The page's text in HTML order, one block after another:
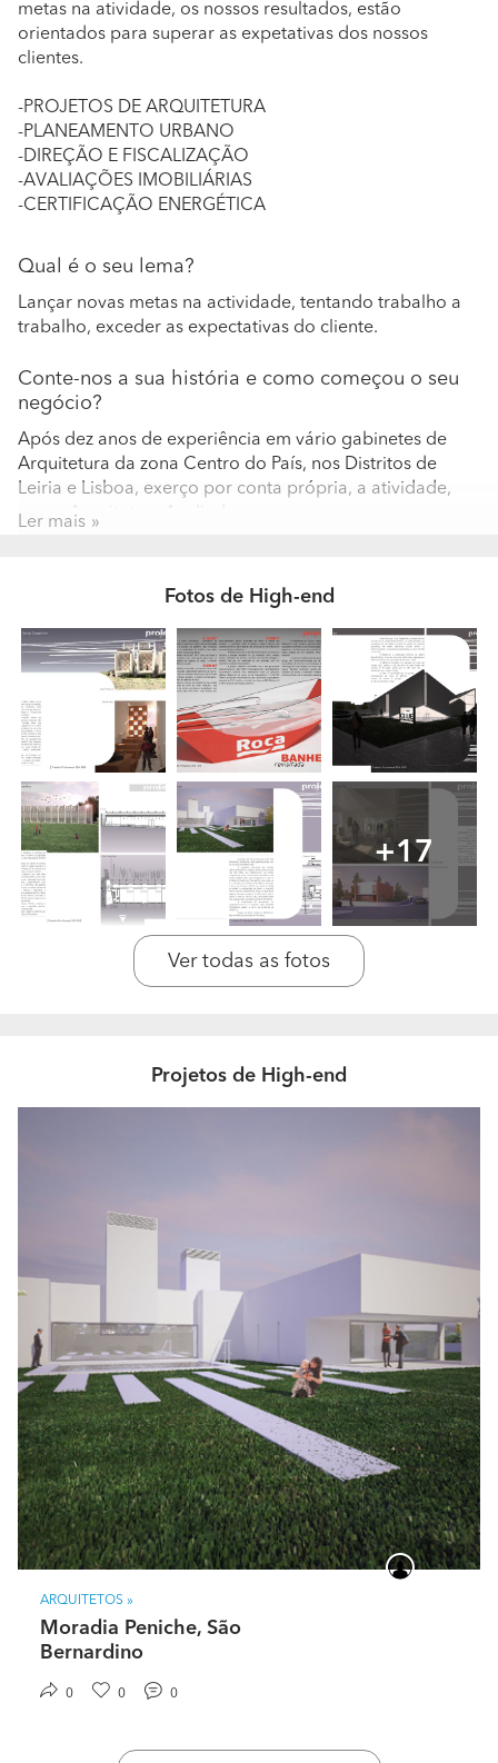
metas na atividade, os nossos resultados, estão
orientados para superar as expetativas dos nossos
clientes.
-PROJETOS DE ARQUITETURA
-PLANEAMENTO URBANO
-DIREÇÃO E FISCALIZAÇÃO
-AVALIAÇÕES IMOBILIÁRIAS
-CERTIFICAÇÃO ENERGÉTICA
Qual é o seu lema?
Lançar novas metas na actividade, tentando trabalho a
trabalho, exceder as expectativas do cliente.
Conte-nos a sua história e como começou o seu
negócio?
Após dez anos de experiência em vário gabinetes de
Arquitetura da zona Centro do País, nos Distritos de
Leiria e Lisboa, exerço por conta própria, a atividade,
como Arquiteto e Avaliador.
Qual a formação e experiência profissional que
Um Arquiteto. Formação base em Arquitetura, Design e
Avaliação Imobiliária.
Recorrem a terceiros para a realização de algum
tipo de trabalho? Em que categoria profissional?
Não, todos os trabalhos conexos com Arquitetura são
feitos internamente, apenas sub-contratamos os
Engenheiros para efectuar projetos de especialidades.
Quantos trabalhos realizam anualmente? Qual é o
preço médio dos trabalhos realizados?
Dois a três trabalhos, com um preço médio para
Moradias que conforme as necessidades do cliente
A sua empresa encontra-se especializada em que
Quais são os trabalhos que realizam com maior
Moradias Unifamiliares, Urbanizaçãoes, Loteamentos e
pequenas Superfícies Comerciais.
Quais são os materiais e marcas com as quais
gosta mais de trabalhar?
Não existe um tronco comum, cada caso é um caso
especial e exige soluções específicas.
Quais são as informações necessárias para que
possa apresentar um orçamento detalhado?
Áreas em m², das áreas de construção pretendidas,
respetiva afetação e programa funcional.
O que o destaca da sua concorrência? Por que
razão o cliente deveria escolher o seu negócio?
Um serviço integrado, sem sub-contratação
desnecessária, que assegura melhores preços e um
Ler mais
Fotos de High-end
+17
Ver todas as fotos
Projetos de High-end
ARQUITETOS »
Moradia Peniche, São
Bernardino
0 0 0